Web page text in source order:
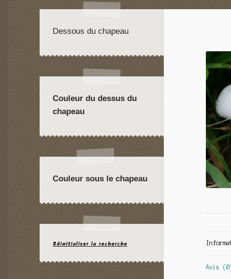
Avis
Dessous du chapeau
Couleur du dessus du
chapeau
Couleur sous le chapeau
Réinitialiser la recherche